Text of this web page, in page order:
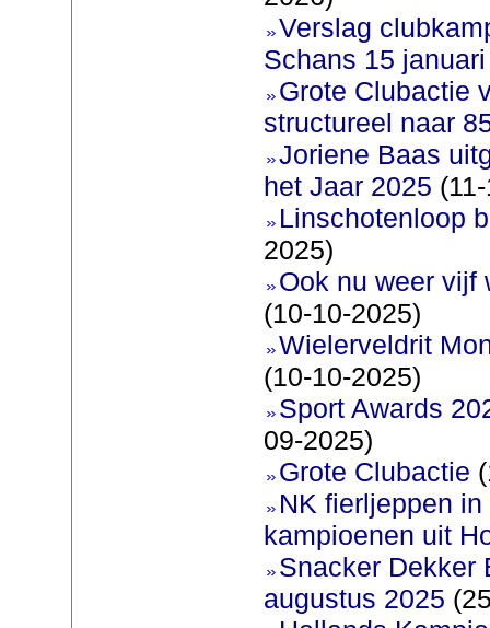
Verslag
Schans 15 januari
Grote Clubactie
structureel naar
Joriene Baas
het Jaar 2025
Linschotenloop
2025)
Ook nu weer vijf
(10-10-2025)
Wielerveldrit
(10-10-2025)
Sport Awards
09-2025)
Grote Clubactie
NK fierljeppen
kampioenen uit
Snacker Dekker
augustus 2025